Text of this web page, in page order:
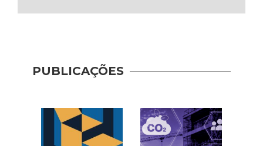
PUBLICAÇÕES